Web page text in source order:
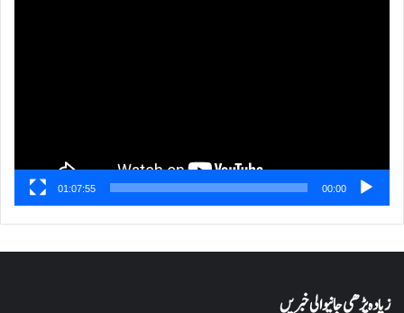
00:00
01:07:55
زیادہ پڑھی جانیوالی خبریں